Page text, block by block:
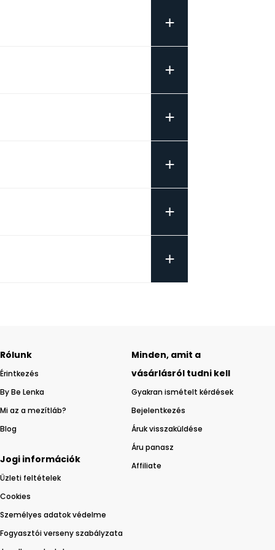
+
+
+
+
+
+
Rólunk
Érintkezés
By Be Lenka
Mi az a mezítláb?
Blog
Minden, amit a
vásárlásról tudni kell
Gyakran ismételt kérdések
Bejelentkezés
Áruk visszaküldése
Áru panasz
Affiliate
Jogi információk
Üzleti feltételek
Cookies
Személyes adatok védelme
Fogyasztói verseny szabályzata